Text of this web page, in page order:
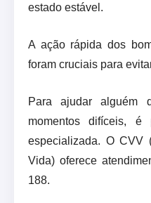
estado estável.
A ação rápida dos
foram cruciais para
Para ajudar alguém
momentos difíceis, é
especializada. O CVV
Vida) oferece
188.